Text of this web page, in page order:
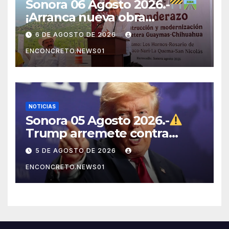
Sonora 06 Agosto 2026.-
¡Arranca nueva obra
carretera en Sonora!
6 DE AGOSTO DE 2026
ENCONCRETO.NEWS01
NOTICIAS
Sonora 05 Agosto 2026.-
Trump arremete contra
México, Canadá y otras
potencias por supuestos
abusos comerciales
5 DE AGOSTO DE 2026
ENCONCRETO.NEWS01